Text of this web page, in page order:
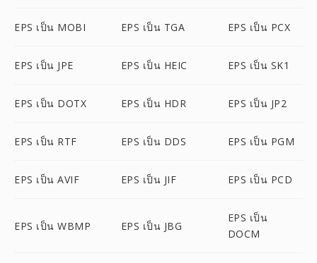
EPS เป็น MOBI EPS เป็น TGA EPS เป็น PCX
EPS เป็น JPE EPS เป็น HEIC EPS เป็น SK1
EPS เป็น DOTX EPS เป็น HDR EPS เป็น JP2
EPS เป็น RTF EPS เป็น DDS EPS เป็น PGM
EPS เป็น AVIF EPS เป็น JIF EPS เป็น PCD
EPS เป็น WBMP EPS เป็น JBG
EPS เป็น
DOCM